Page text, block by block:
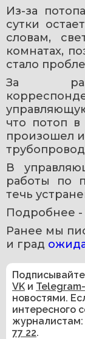
Из-за
сутки
словам,
комнатах,
стало
За
что потоп
произошел
В
работы по
течь
Подробнее
Ранее мы
и град
VK и
новостями.
интересного
журналистам:
77 22.